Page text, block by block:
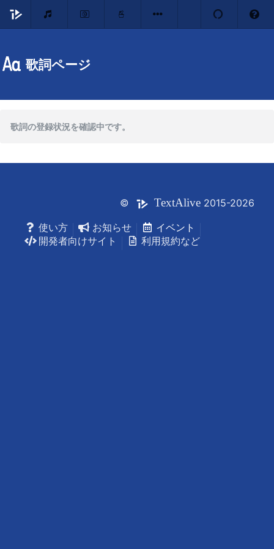
歌詞ページ
歌詞の登録状況を確認中です。
© TextAlive 2015-2026
使い方
お知らせ
イベント
開発者向けサイト
利用規約など